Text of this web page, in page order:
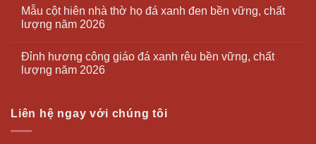
Mẫu cột hiên nhà thờ họ đá xanh đen bền vững, chất
lượng năm 2026
Đỉnh hương công giáo đá xanh rêu bền vững, chất
lượng năm 2026
Liên hệ ngay với chúng tôi